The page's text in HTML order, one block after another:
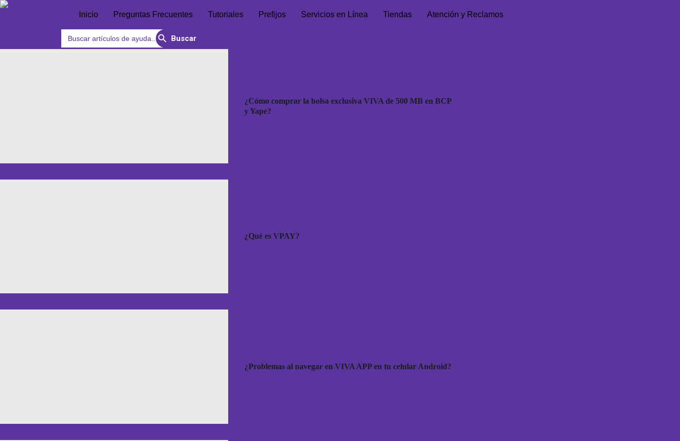
Inicio Preguntas Frecuentes Tutoriales Prefijos Servicios en Línea Tiendas Atención y Reclamos
for:
Search Button
¿Cómo comprar la bolsa exclusiva VIVA de 500 MB en BCP
y Yape?
¿Qué es VPAY?
¿Problemas al navegar en VIVA APP en tu celular Android?